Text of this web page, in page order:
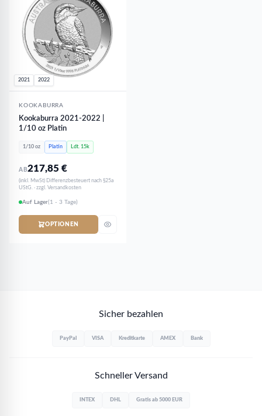
2021 2022
KOOKABURRA
Kookaburra 2021-2022 |
1/10 oz Platin
1/10 oz Platin Ldt. 15k
AB217,85€
(inkl. MwSt) Differenzbesteuert nach §25a
UStG. · zzgl. Versandkosten
Auf Lager(1 - 3 Tage)
OPTIONEN
Sicher bezahlen
PayPal VISA Kreditkarte AMEX Bank
Schneller Versand
INTEX DHL Gratis ab 5000 EUR